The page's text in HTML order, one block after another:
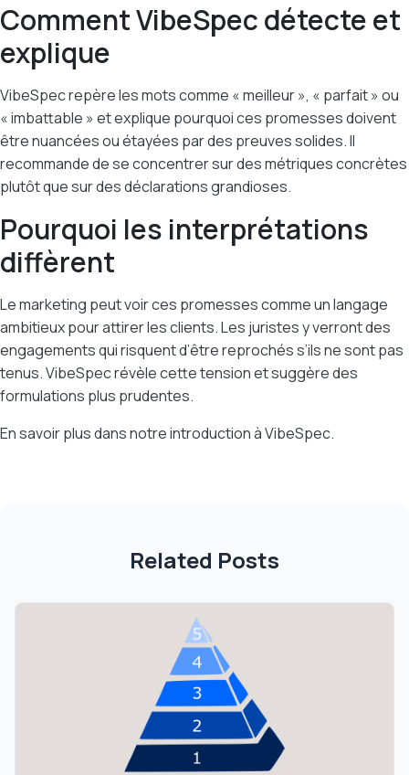
Comment VibeSpec détecte et
explique
VibeSpec repère les mots comme « meilleur », « parfait » ou
« imbattable » et explique pourquoi ces promesses doivent
être nuancées ou étayées par des preuves solides. Il
recommande de se concentrer sur des métriques concrètes
plutôt que sur des déclarations grandioses.
Pourquoi les interprétations
diffèrent
Le marketing peut voir ces promesses comme un langage
ambitieux pour attirer les clients. Les juristes y verront des
engagements qui risquent d’être reprochés s’ils ne sont pas
tenus. VibeSpec révèle cette tension et suggère des
formulations plus prudentes.
En savoir plus dans notreintroduction à VibeSpec.
Related Posts